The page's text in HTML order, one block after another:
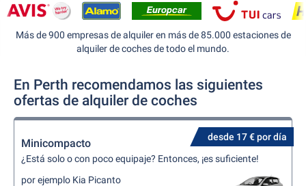
Más de 900 empresas de alquiler en más de 85.000 estaciones de
alquiler de coches de todo el mundo.
En Perth recomendamos las siguientes
ofertas de alquiler de coches
desde 17 € por día
Minicompacto
¿Está solo o con poco equipaje? Entonces, ¡es suficiente!
por ejemplo Kia Picanto